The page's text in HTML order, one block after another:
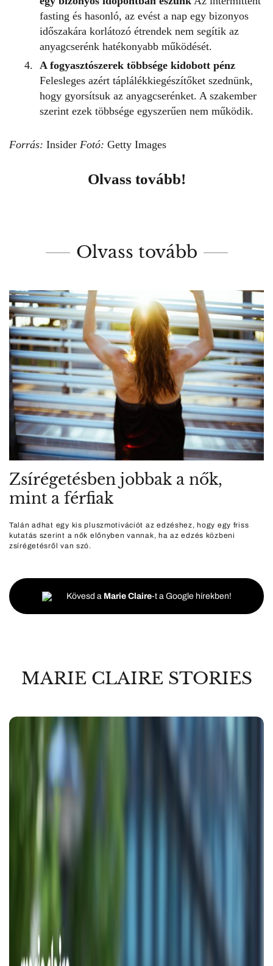
fasting és hasonló, az evést a nap egy bizonyos
időszakára korlátozó étrendek nem segítik az
anyagcserénk hatékonyabb működését.
A fogyasztószerek többsége kidobott pénz
Felesleges azért táplálékkiegészítőket szednünk,
hogy gyorsítsuk az anyagcserénket. A szakember
szerint ezek többsége egyszerűen nem működik.
Forrás: Insider Fotó: Getty Images
Olvass tovább!
Olvass tovább
Zsírégetésben jobbak a nők,
mint a férfiak
Talán adhat egy kis pluszmotivációt az edzéshez, hogy egy friss
kutatás szerint a nők előnyben vannak, ha az edzés közbeni
zsírégetésről van szó.
Kövesd a Marie Claire-t a Google hírekben!
MARIE CLAIRE STORIES